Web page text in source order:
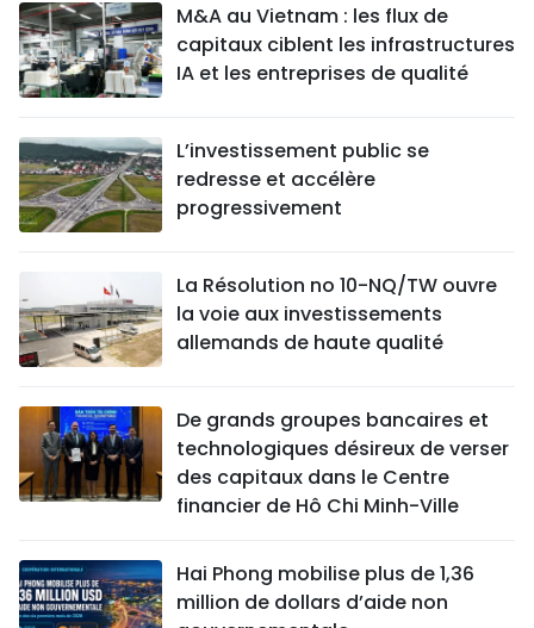
M&A au Vietnam : les flux de
capitaux ciblent les infrastructures
IA et les entreprises de qualité
L’investissement public se
redresse et accélère
progressivement
La Résolution no 10-NQ/TW ouvre
la voie aux investissements
allemands de haute qualité
De grands groupes bancaires et
technologiques désireux de verser
des capitaux dans le Centre
financier de Hô Chi Minh-Ville
Hai Phong mobilise plus de 1,36
million de dollars d’aide non